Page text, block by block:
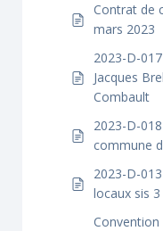
Contrat de
mars 2023
2023-D-
Jacques
Combault
2023-D-
commune
2023-D-
locaux sis